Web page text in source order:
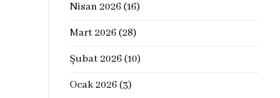
Nisan 2026 (16)
Mart 2026 (28)
Şubat 2026 (10)
Ocak 2026 (3)